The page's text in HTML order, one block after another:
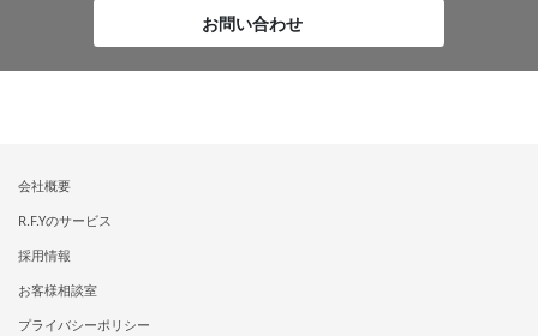
お問い合わせ
会社概要
R.F.Yのサービス
採用情報
お客様相談室
プライバシーポリシー